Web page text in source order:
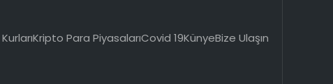
Kripto Para PiyasalarıCovid 19KünyeBize Ulaşın